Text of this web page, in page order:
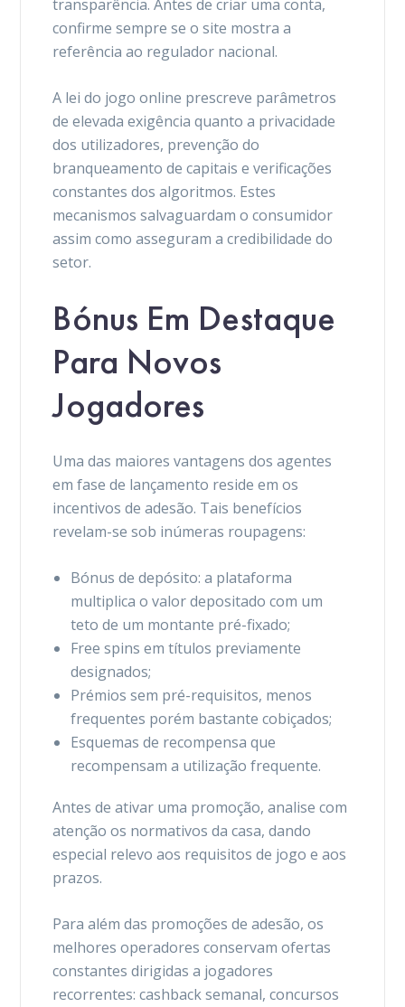
transparência. Antes de criar uma conta,
confirme sempre se o site mostra a
referência ao regulador nacional.
A lei do jogo online prescreve parâmetros
de elevada exigência quanto a privacidade
dos utilizadores, prevenção do
branqueamento de capitais e verificações
constantes dos algoritmos. Estes
mecanismos salvaguardam o consumidor
assim como asseguram a credibilidade do
setor.
Bónus Em Destaque
Para Novos
Jogadores
Uma das maiores vantagens dos agentes
em fase de lançamento reside em os
incentivos de adesão. Tais benefícios
revelam-se sob inúmeras roupagens:
Bónus de depósito: a plataforma
multiplica o valor depositado com um
teto de um montante pré-fixado;
Free spins em títulos previamente
designados;
Prémios sem pré-requisitos, menos
frequentes porém bastante cobiçados;
Esquemas de recompensa que
recompensam a utilização frequente.
Antes de ativar uma promoção, analise com
atenção os normativos da casa, dando
especial relevo aos requisitos de jogo e aos
prazos.
Para além das promoções de adesão, os
melhores operadores conservam ofertas
constantes dirigidas a jogadores
recorrentes: cashback semanal, concursos